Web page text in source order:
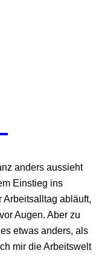
anders aussieht
Einstieg ins
Arbeitsalltag abläuft,
Augen. Aber zu
etwas anders, als
mir die Arbeitswelt